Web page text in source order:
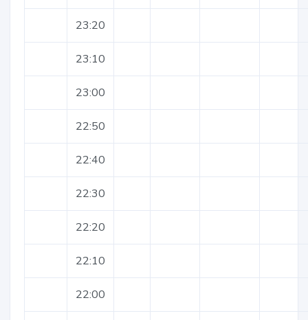
23:20
23:10
23:00
22:50
22:40
22:30
22:20
22:10
22:00